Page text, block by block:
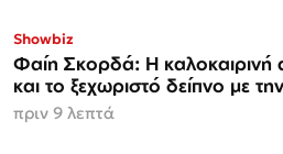
Showbiz
Φαίη Σκορδά: Η
και το ξεχωριστό δείπνο με
πριν 9 λεπτά